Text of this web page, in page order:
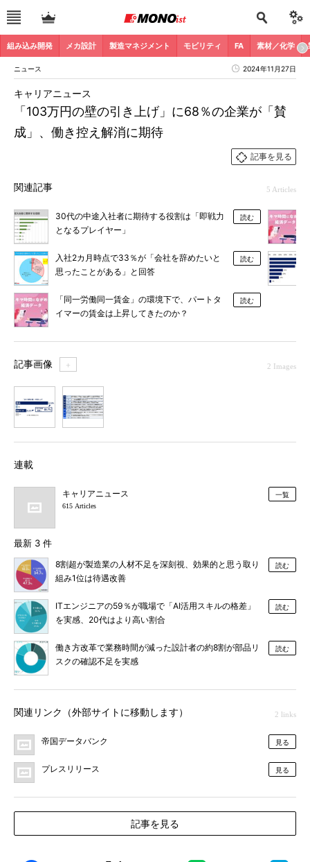
組み込み開発 メカ設計 製造マネジメント モビリティ FA 素材／化学
ニュース 2024年11月27日
「103万円の壁の引き上げ」に68％の企業が「賛
成」、働き控え解消に期待
キャリアニュース
記事を見る
関連記事 5 Articles
30代の中途入社者に期待する役割は「即戦力
となるプレイヤー」
読む
入社2カ月時点で33％が「会社を辞めたいと
思ったことがある」と回答
読む
「同一労働同一賃金」の環境下で、パートタ
イマーの賃金は上昇してきたのか？
読む
記事画像 ＋ 2 Images
連載
キャリアニュース
615 Articles
一覧
最新 3 件
8割超が製造業の人材不足を深刻視、効果的と思う取り
組み1位は待遇改善
読む
ITエンジニアの59％が職場で「AI活用スキルの格差」
を実感、20代はより高い割合
読む
働き方改革で業務時間が減った設計者の約8割が部品リ
スクの確認不足を実感
読む
関連リンク（外部サイトに移動します） 2 links
帝国データバンク 見る
プレスリリース 見る
記事を見る